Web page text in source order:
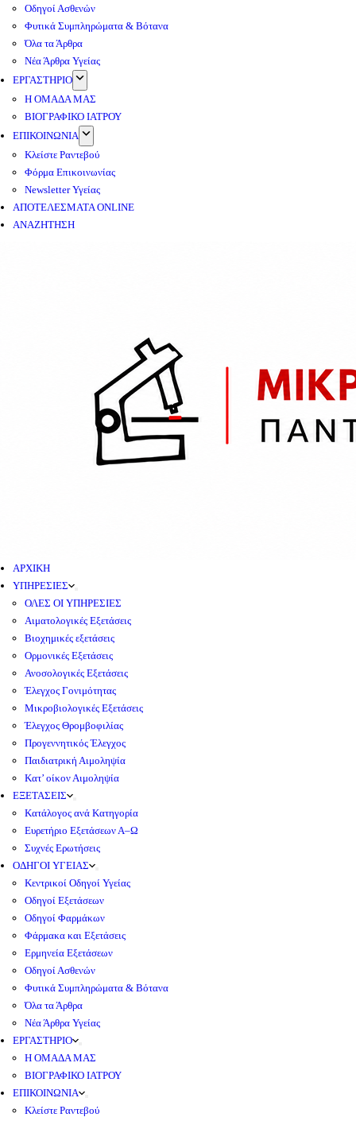
Οδηγοί Ασθενών
Φυτικά Συμπληρώματα & Βότανα
Όλα τα Άρθρα
Νέα Άρθρα Υγείας
ΕΡΓΑΣΤΗΡΙΟ
Η ΟΜΑΔΑ ΜΑΣ
ΒΙΟΓΡΑΦΙΚΟ ΙΑΤΡΟΥ
ΕΠΙΚΟΙΝΩΝΙΑ
Κλείστε Ραντεβού
Φόρμα Επικοινωνίας
Newsletter Υγείας
ΑΠΟΤΕΛΕΣΜΑΤΑ ONLINE
ΑΝΑΖΗΤΗΣΗ
ΑΡΧΙΚΗ
ΥΠΗΡΕΣΙΕΣ
ΟΛΕΣ ΟΙ ΥΠΗΡΕΣΙΕΣ
Αιματολογικές Εξετάσεις
Βιοχημικές εξετάσεις
Ορμονικές Εξετάσεις
Ανοσολογικές Εξετάσεις
Έλεγχος Γονιμότητας
Μικροβιολογικές Εξετάσεις
Έλεγχος Θρομβοφιλίας
Προγεννητικός Έλεγχος
Παιδιατρική Αιμοληψία
Κατ’ οίκον Αιμοληψία
ΕΞΕΤΑΣΕΙΣ
Κατάλογος ανά Κατηγορία
Ευρετήριο Εξετάσεων Α–Ω
Συχνές Ερωτήσεις
ΟΔΗΓΟΙ ΥΓΕΙΑΣ
Κεντρικοί Οδηγοί Υγείας
Οδηγοί Εξετάσεων
Οδηγοί Φαρμάκων
Φάρμακα και Εξετάσεις
Ερμηνεία Εξετάσεων
Οδηγοί Ασθενών
Φυτικά Συμπληρώματα & Βότανα
Όλα τα Άρθρα
Νέα Άρθρα Υγείας
ΕΡΓΑΣΤΗΡΙΟ
Η ΟΜΑΔΑ ΜΑΣ
ΒΙΟΓΡΑΦΙΚΟ ΙΑΤΡΟΥ
ΕΠΙΚΟΙΝΩΝΙΑ
Κλείστε Ραντεβού